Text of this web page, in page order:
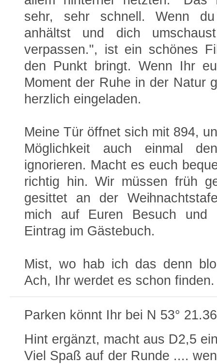
sehr, sehr schnell. Wenn
anhältst und dich
verpassen.", ist ein schönes
den Punkt bringt. Wenn Ihr
Moment der Ruhe in der Natur
herzlich eingeladen.
Meine Tür öffnet sich mit 894,
Möglichkeit auch einmal
ignorieren. Macht es euch
richtig hin. Wir müssen früh
gesittet an der
mich auf Euren Besuch und
Eintrag im Gästebuch.
Mist, wo hab ich das denn
Ach, Ihr werdet es schon finden.
Parken könnt Ihr bei N 53°
Hint ergänzt, macht aus D2,5
Viel Spaß auf der Runde ....